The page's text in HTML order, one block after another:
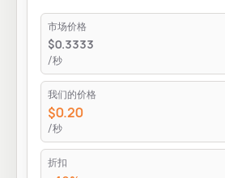
市场价格
$0.3333
/秒
我们的价格
$0.20
/秒
折扣